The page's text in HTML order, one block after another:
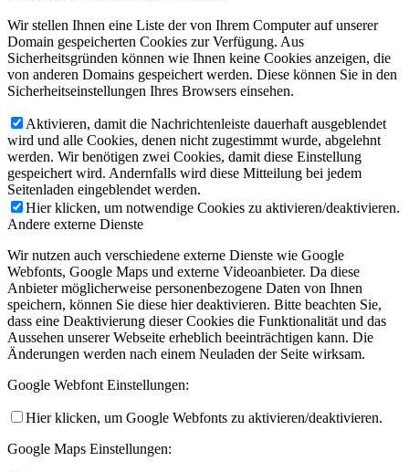
Wir stellen Ihnen eine Liste der von Ihrem Computer auf unserer
Domain gespeicherten Cookies zur Verfügung. Aus
Sicherheitsgründen können wie Ihnen keine Cookies anzeigen, die
von anderen Domains gespeichert werden. Diese können Sie in den
Sicherheitseinstellungen Ihres Browsers einsehen.
Aktivieren, damit die Nachrichtenleiste dauerhaft ausgeblendet
wird und alle Cookies, denen nicht zugestimmt wurde, abgelehnt
werden. Wir benötigen zwei Cookies, damit diese Einstellung
gespeichert wird. Andernfalls wird diese Mitteilung bei jedem
Seitenladen eingeblendet werden.
Hier klicken, um notwendige Cookies zu aktivieren/deaktivieren.
Andere externe Dienste
Wir nutzen auch verschiedene externe Dienste wie Google
Webfonts, Google Maps und externe Videoanbieter. Da diese
Anbieter möglicherweise personenbezogene Daten von Ihnen
speichern, können Sie diese hier deaktivieren. Bitte beachten Sie,
dass eine Deaktivierung dieser Cookies die Funktionalität und das
Aussehen unserer Webseite erheblich beeinträchtigen kann. Die
Änderungen werden nach einem Neuladen der Seite wirksam.
Google Webfont Einstellungen:
Hier klicken, um Google Webfonts zu aktivieren/deaktivieren.
Google Maps Einstellungen: